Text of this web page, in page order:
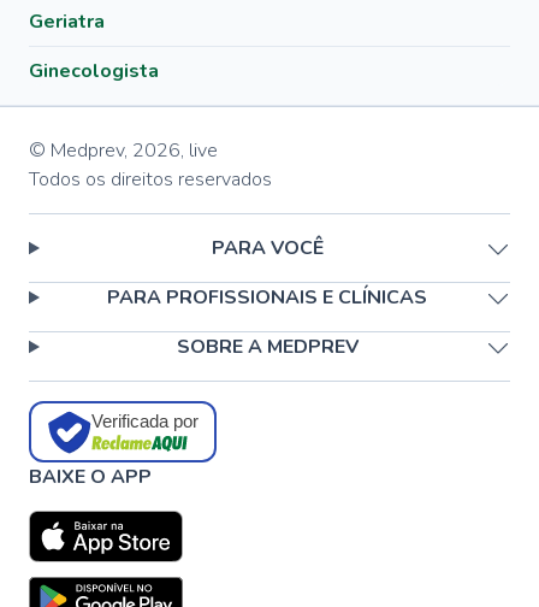
Geriatra
Ginecologista
© Medprev, 2026, live
Todos os direitos reservados
PARA VOCÊ
PARA PROFISSIONAIS E CLÍNICAS
SOBRE A MEDPREV
Verificada por
BAIXE O APP